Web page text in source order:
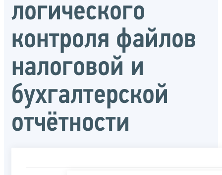
логического
контроля файлов
налоговой и
бухгалтерской
отчётности